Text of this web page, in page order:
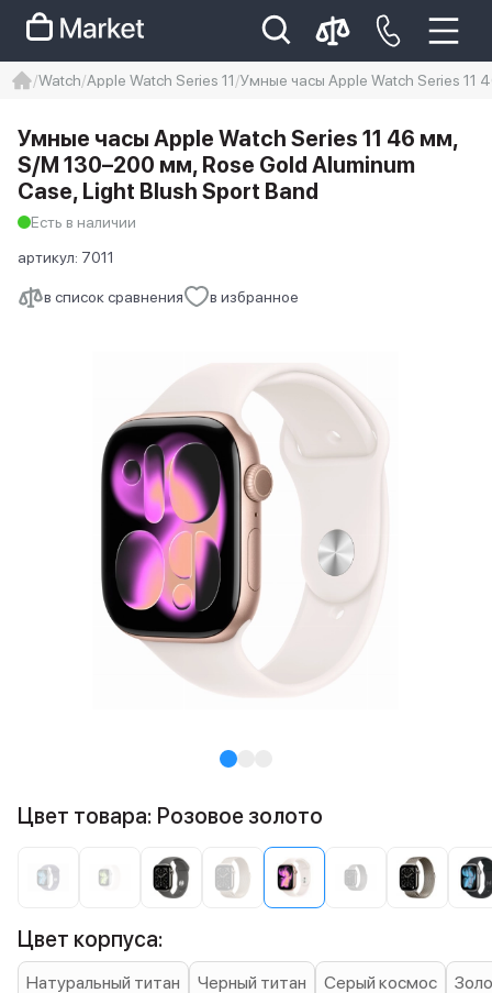
Iphone 14 pro max
айфон 14
Watch Apple Watch Series 11 Умные часы Apple Watch Series 11
в список сравнения в избранное
Умные часы Apple Watch Series 11 46 мм,
S/M 130–200 мм, Rose Gold Aluminum
Case, Light Blush Sport Band
Есть в наличии
артикул: 7011
Цвет товара: Розовое золото
Цвет корпуса:
Натуральный титан Черный титан Серый космос